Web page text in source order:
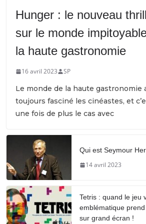
Hunger : le nouveau
sur le monde
la haute gastronomie
16 avril 2023 SP
Le monde de la haute gastronomie
toujours fasciné les cinéastes, et
une fois de plus le cas avec
Qui est Seymour
14 avril 2023
Tetris : quand le jeu
emblématique
sur grand écran !